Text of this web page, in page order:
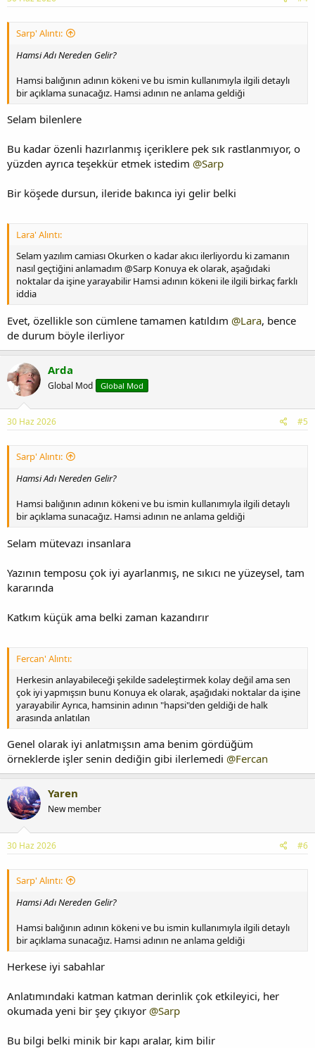
Sarp' Alıntı:
Hamsi Adı Nereden Gelir?
Hamsi balığının adının kökeni ve bu ismin kullanımıyla ilgili detaylı
bir açıklama sunacağız. Hamsi adının ne anlama geldiği
Selam bilenlere
Bu kadar özenli hazırlanmış içeriklere pek sık rastlanmıyor, o
yüzden ayrıca teşekkür etmek istedim @Sarp
Bir köşede dursun, ileride bakınca iyi gelir belki
Lara' Alıntı:
Selam yazılım camiası Okurken o kadar akıcı ilerliyordu ki zamanın
nasıl geçtiğini anlamadım @Sarp Konuya ek olarak, aşağıdaki
noktalar da işine yarayabilir Hamsi adının kökeni ile ilgili birkaç farklı
iddia
Evet, özellikle son cümlene tamamen katıldım @Lara, bence
de durum böyle ilerliyor
Arda
Global Mod Global Mod
30 Haz 2026 #5
Sarp' Alıntı:
Hamsi Adı Nereden Gelir?
Hamsi balığının adının kökeni ve bu ismin kullanımıyla ilgili detaylı
bir açıklama sunacağız. Hamsi adının ne anlama geldiği
Selam mütevazı insanlara
Yazının temposu çok iyi ayarlanmış, ne sıkıcı ne yüzeysel, tam
kararında
Katkım küçük ama belki zaman kazandırır
Fercan' Alıntı:
Herkesin anlayabileceği şekilde sadeleştirmek kolay değil ama sen
çok iyi yapmışsın bunu Konuya ek olarak, aşağıdaki noktalar da işine
yarayabilir Ayrıca, hamsinin adının "hapsi"den geldiği de halk
arasında anlatılan
Genel olarak iyi anlatmışsın ama benim gördüğüm
örneklerde işler senin dediğin gibi ilerlemedi @Fercan
Yaren
New member
30 Haz 2026 #6
Sarp' Alıntı:
Hamsi Adı Nereden Gelir?
Hamsi balığının adının kökeni ve bu ismin kullanımıyla ilgili detaylı
bir açıklama sunacağız. Hamsi adının ne anlama geldiği
Herkese iyi sabahlar
Anlatımındaki katman katman derinlik çok etkileyici, her
okumada yeni bir şey çıkıyor @Sarp
Bu bilgi belki minik bir kapı aralar, kim bilir